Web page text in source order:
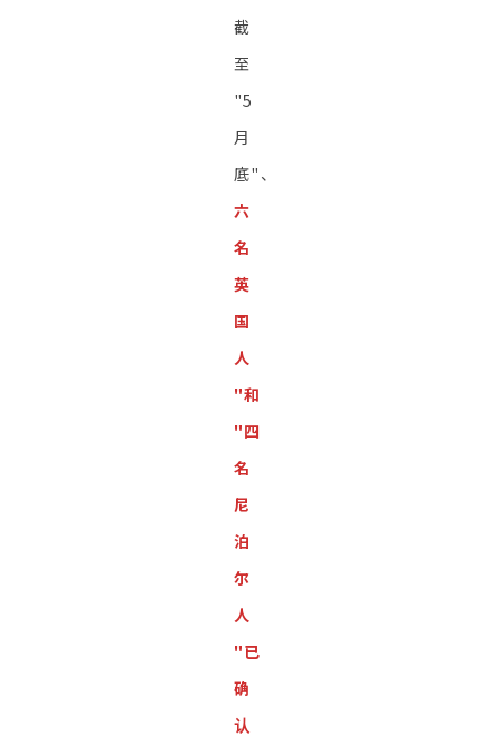
截
至
"5
月
底"、
六
名
英
国
人
"和
"四
名
尼
泊
尔
人
"已
确
认